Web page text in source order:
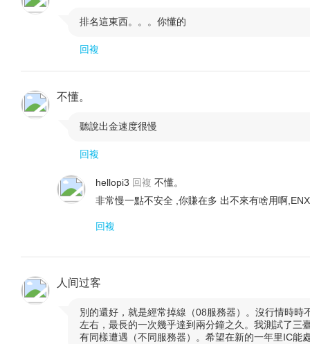
排名這東西。。。你懂的
回複
不懂。
聽說出金速度很慢
回複
hellopi3 回複 不懂。
非常慢一點不安全 ,你賺在多 出不來有啥用啊
回複
人间过客
別的還好，就是經常掉線（08服務器）。沒行情時
左右，最長的一次幾乎達到兩分鐘之久。我測試了三
有同樣遭遇（不同服務器）。希望在新的一年里IC能